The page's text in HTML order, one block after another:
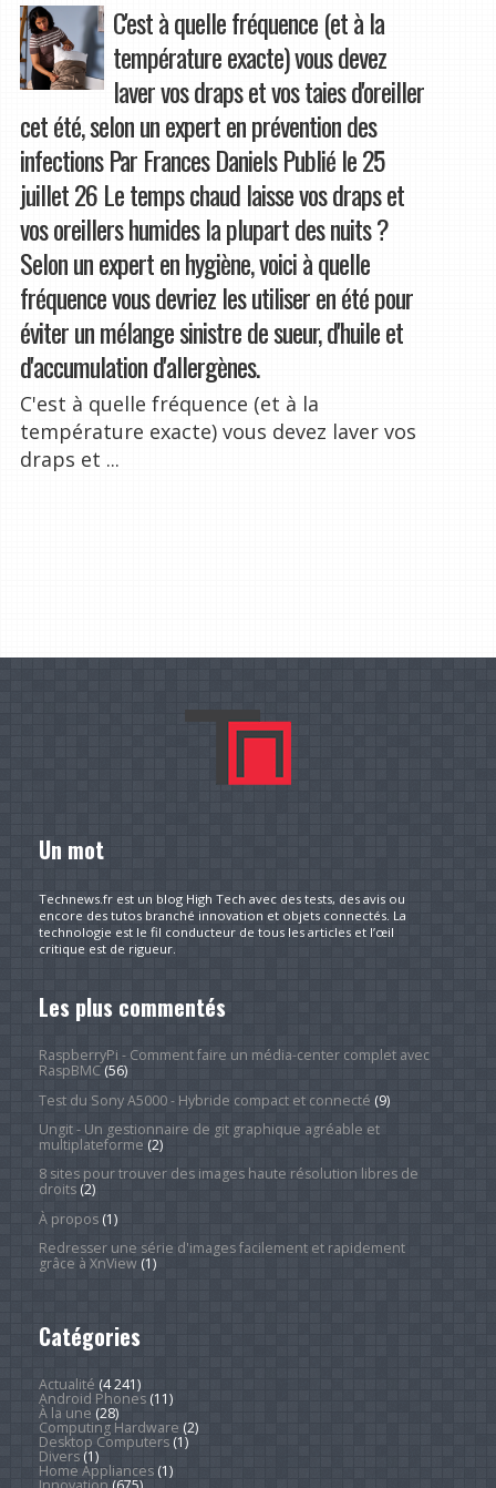
C'est à quelle fréquence (et à la
température exacte) vous devez
laver vos draps et vos taies d'oreiller
cet été, selon un expert en prévention des
infections Par Frances Daniels Publié le 25
juillet 26 Le temps chaud laisse vos draps et
vos oreillers humides la plupart des nuits ?
Selon un expert en hygiène, voici à quelle
fréquence vous devriez les utiliser en été pour
éviter un mélange sinistre de sueur, d'huile et
d'accumulation d'allergènes.
C'est à quelle fréquence (et à la
température exacte) vous devez laver vos
draps et ...
Un mot
Technews.fr est un blog High Tech avec des tests, des avis ou
encore des tutos branché innovation et objets connectés. La
technologie est le fil conducteur de tous les articles et l’œil
critique est de rigueur.
Les plus commentés
RaspberryPi - Comment faire un média-center complet avec
RaspBMC(56)
Test du Sony A5000 - Hybride compact et connecté (9)
Ungit - Un gestionnaire de git graphique agréable et
multiplateforme (2)
8 sites pour trouver des images haute résolution libres de
droits(2)
À propos(1)
Redresser une série d'images facilement et rapidement
grâce à XnView(1)
Catégories
Actualité (4 241)
Android Phones(11)
À la une (28)
Computing Hardware (2)
Desktop Computers(1)
Divers(1)
Home Appliances(1)